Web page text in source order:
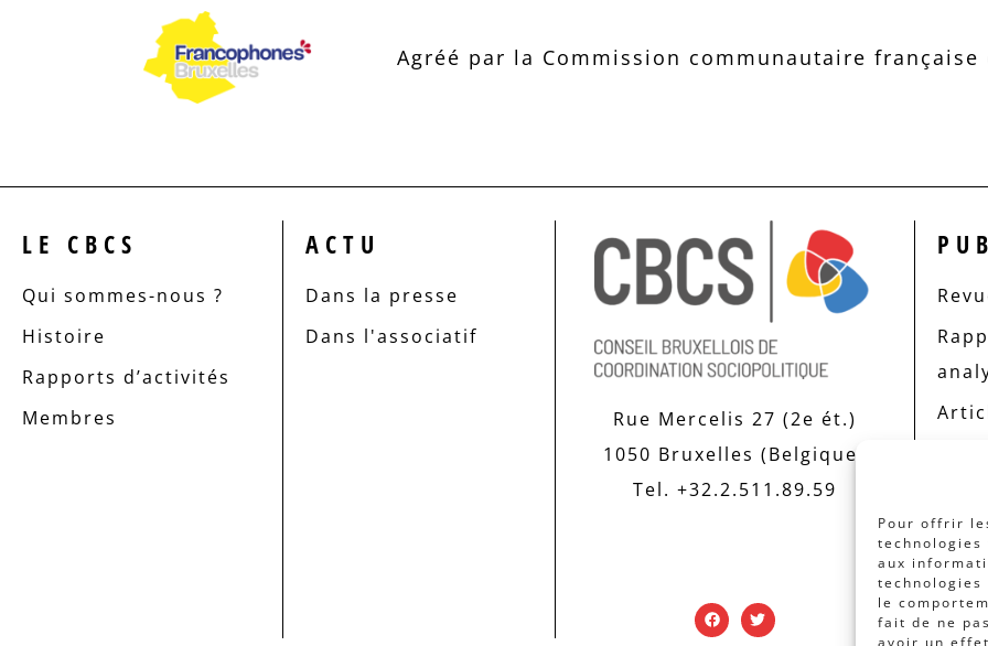
Pour offrir
aux
le
fait de ne
avoir un
Agréé par la Commission communautaire
LE CBCS
Qui sommes-nous ?
Histoire
Rapports d’activités
Membres
ACTU
Dans la presse
Dans l'associatif
Rue Mercelis 27 (2e ét.)
1050 Bruxelles (Belgique)
Tel. +32.2.511.89.59